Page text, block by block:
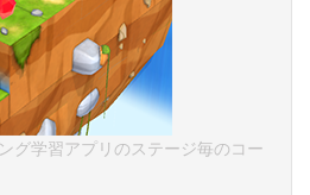
グ学習アプリのステージ毎のコー